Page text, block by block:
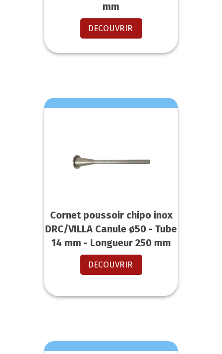
mm
DECOUVRIR
Cornet poussoir chipo inox
DRC/VILLA Canule ø50 - Tube
14 mm - Longueur 250 mm
DECOUVRIR